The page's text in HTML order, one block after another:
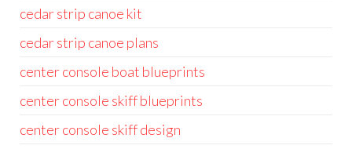
cedar strip canoe kit
cedar strip canoe plans
center console boat blueprints
center console skiff blueprints
center console skiff design